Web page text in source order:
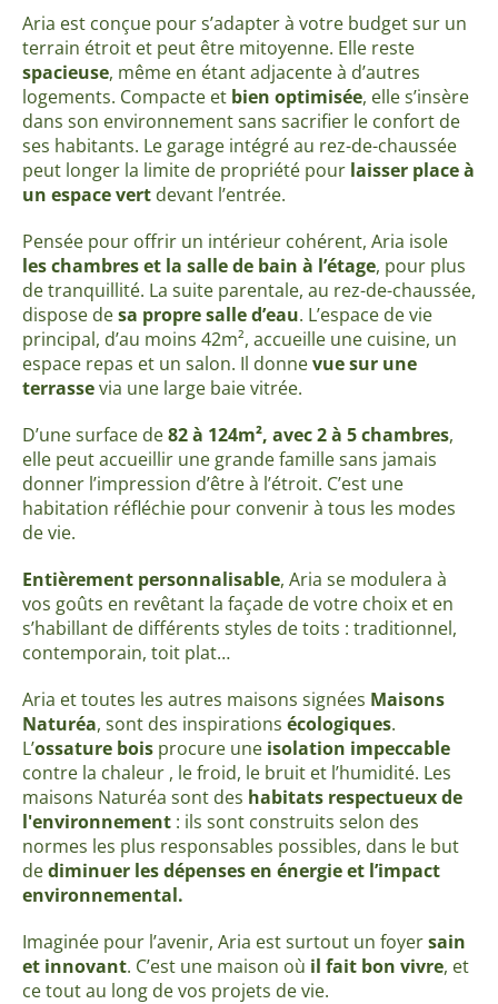
Aria est conçue pour s’adapter à votre budget sur un
terrain étroit et peut être mitoyenne. Elle reste
spacieuse, même en étant adjacente à d’autres
logements. Compacte et bien optimisée, elle s’insère
dans son environnement sans sacrifier le confort de
ses habitants. Le garage intégré au rez-de-chaussée
peut longer la limite de propriété pour laisser place à
un espace vert devant l’entrée.
Pensée pour offrir un intérieur cohérent, Aria isole
les chambres et la salle de bain à l’étage, pour plus
de tranquillité. La suite parentale, au rez-de-chaussée,
dispose desa propre salle d’eau. L’espace de vie
principal, d’au moins 42m², accueille une cuisine, un
espace repas et un salon. Il donnevue sur une
terrassevia une large baie vitrée.
D’une surface de82 à 124m², avec 2 à 5 chambres,
elle peut accueillir une grande famille sans jamais
donner l’impression d’être à l’étroit. C’est une
habitation réfléchie pour convenir à tous les modes
de vie.
Entièrement personnalisable, Aria se modulera à
vos goûts en revêtant la façade de votre choix et en
s’habillant de différents styles de toits : traditionnel,
contemporain, toit plat…
Aria et toutes les autres maisons signées Maisons
Naturéa, sont des inspirations écologiques.
L’ossature bois procure une isolation impeccable
contre la chaleur , le froid, le bruit et l’humidité. Les
maisons Naturéa sont des habitats respectueux de
l'environnement : ils sont construits selon des
normes les plus responsables possibles, dans le but
dediminuer les dépenses en énergieet l’impact
environnemental.
Imaginée pour l’avenir, Aria est surtout un foyersain
et innovant. C’est une maison où il fait bon vivre, et
ce tout au long de vos projets de vie.